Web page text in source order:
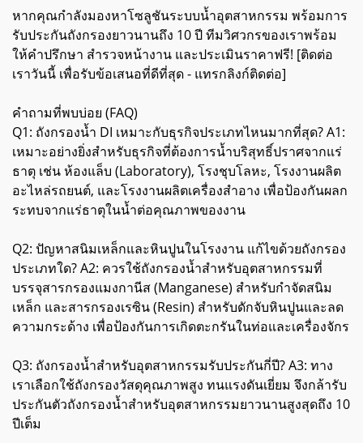
หากคุณกำลังมองหาโซลูชันระบบน้ำอุตสาหกรรม พร้อมการ
รับประกันถังกรองยาวนานถึง 10 ปี ทีมวิศวกรของเราพร้อม
ให้คำปรึกษา สำรวจหน้างาน และประเมินราคาฟรี! [ติดต่อ
เราวันนี้ เพื่อรับข้อเสนอที่ดีที่สุด - แทรกลิงก์ติดต่อ]
คำถามที่พบบ่อย (FAQ)
Q1: ถังกรองน้ำ DI เหมาะกับธุรกิจประเภทไหนมากที่สุด? A1:
เหมาะอย่างยิ่งสำหรับธุรกิจที่ต้องการน้ำบริสุทธิ์ปราศจากแร่
ธาตุ เช่น ห้องแล็บ (Laboratory), โรงชุบโลหะ, โรงงานผลิต
อะไหล่รถยนต์, และโรงงานผลิตเครื่องสำอาง เพื่อป้องกันผลก
ระทบจากแร่ธาตุในน้ำต่อคุณภาพของงาน
Q2: ปัญหาสนิมเหล็กและหินปูนในโรงงาน แก้ไขด้วยถังกรอง
ประเภทใด? A2: ควรใช้ถังกรองน้ำสำหรับอุตสาหกรรมที่
บรรจุสารกรองแมงกานีส (Manganese) สำหรับกำจัดสนิม
เหล็ก และสารกรองเรซิน (Resin) สำหรับดักจับหินปูนและลด
ความกระด้าง เพื่อป้องกันการเกิดตะกรันในท่อและเครื่องจักร
Q3: ถังกรองน้ำสำหรับอุตสาหกรรมรับประกันกี่ปี? A3: ทาง
เราเลือกใช้ถังกรองวัสดุคุณภาพสูง ทนแรงดันเยี่ยม จึงกล้ารับ
ประกันตัวถังกรองน้ำสำหรับอุตสาหกรรมยาวนานสูงสุดถึง 10
ปีเต็ม